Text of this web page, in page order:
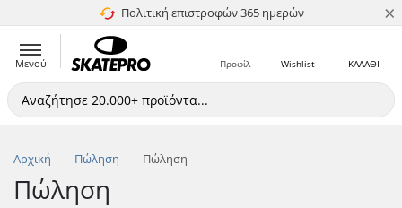
Πολιτική επιστροφών 365 ημερών
4.8 στα 5 ×
Μενού ΚΑΛΑΘΙ
Wishlist
Προφίλ
Αρχική Πώληση Πώληση
Πώληση